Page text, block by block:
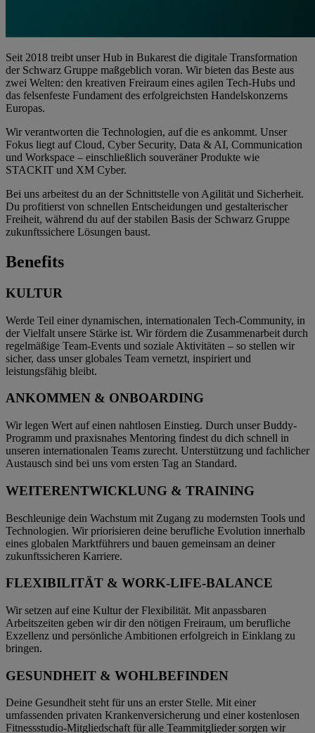
Seit 2018 treibt unser Hub in Bukarest die digitale Transformation
der Schwarz Gruppe maßgeblich voran. Wir bieten das Beste aus
zwei Welten: den kreativen Freiraum eines agilen Tech-Hubs und
das felsenfeste Fundament des erfolgreichsten Handelskonzerns
Europas.
Wir verantworten die Technologien, auf die es ankommt. Unser
Fokus liegt auf Cloud, Cyber Security, Data & AI, Communication
und Workspace – einschließlich souveräner Produkte wie
STACKIT und XM Cyber.
Bei uns arbeitest du an der Schnittstelle von Agilität und Sicherheit.
Du profitierst von schnellen Entscheidungen und gestalterischer
Freiheit, während du auf der stabilen Basis der Schwarz Gruppe
zukunftssichere Lösungen baust.
Benefits
KULTUR
Werde Teil einer dynamischen, internationalen Tech-Community, in
der Vielfalt unsere Stärke ist. Wir fördern die Zusammenarbeit durch
regelmäßige Team-Events und soziale Aktivitäten – so stellen wir
sicher, dass unser globales Team vernetzt, inspiriert und
leistungsfähig bleibt.
ANKOMMEN & ONBOARDING
Wir legen Wert auf einen nahtlosen Einstieg. Durch unser Buddy-
Programm und praxisnahes Mentoring findest du dich schnell in
unseren internationalen Teams zurecht. Unterstützung und fachlicher
Austausch sind bei uns vom ersten Tag an Standard.
WEITERENTWICKLUNG & TRAINING
Beschleunige dein Wachstum mit Zugang zu modernsten Tools und
Technologien. Wir priorisieren deine berufliche Evolution innerhalb
eines globalen Marktführers und bauen gemeinsam an deiner
zukunftssicheren Karriere.
FLEXIBILITÄT & WORK-LIFE-BALANCE
Wir setzen auf eine Kultur der Flexibilität. Mit anpassbaren
Arbeitszeiten geben wir dir den nötigen Freiraum, um berufliche
Exzellenz und persönliche Ambitionen erfolgreich in Einklang zu
bringen.
GESUNDHEIT & WOHLBEFINDEN
Deine Gesundheit steht für uns an erster Stelle. Mit einer
umfassenden privaten Krankenversicherung und einer kostenlosen
Fitnessstudio-Mitgliedschaft für alle Teammitglieder sorgen wir